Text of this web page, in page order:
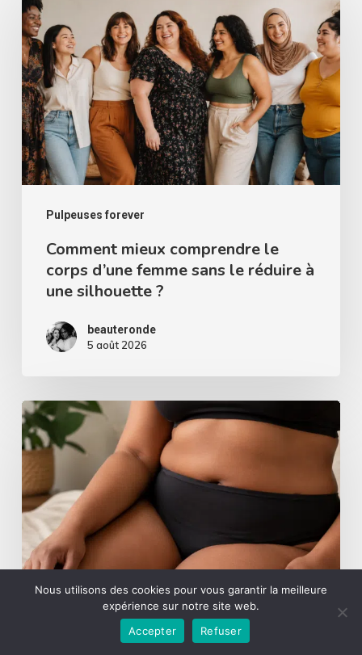
Pulpeuses forever
mieux
comprendre
le
corps
d’une
femme
sans
le
réduire
silhouette
Comment mieux comprendre le
corps d’une femme sans le réduire à
une silhouette ?
beauteronde
5 août 2026
Culotte
menstruelle
taille
:
comment
choisir
Nous utilisons des cookies pour vous garantir la meilleure
expérience sur notre site web.
Accepter
Refuser